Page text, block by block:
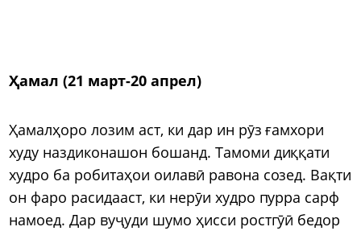
Ҳамал (21 март-20 апрел)
Ҳамалҳоро лозим аст, ки дар ин рӯз ғамхори
худу наздиконашон бошанд. Тамоми диққати
худро ба робитаҳои оилавӣ равона созед. Вақти
он фаро расидааст, ки нерӯи худро пурра сарф
намоед. Дар вуҷуди шумо ҳисси ростгӯӣ бедор